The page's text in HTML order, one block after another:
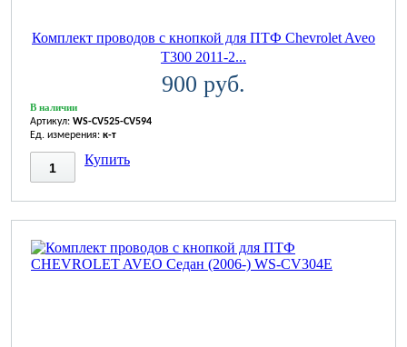
Комплект проводов с кнопкой для ПТФ Chevrolet Aveo
T300 2011-2...
900 руб.
В наличии
Артикул: WS-CV525-CV594
Ед. измерения: к-т
Купить